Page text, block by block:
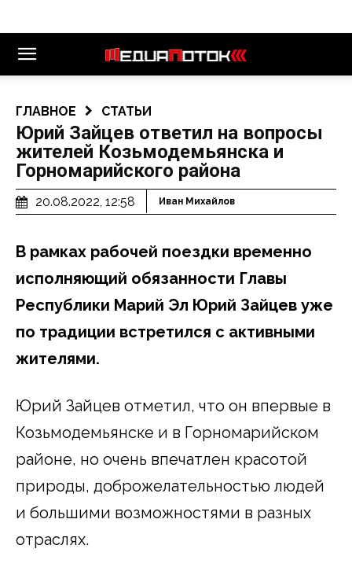
ГЛАВНОЕ СТАТЬИ
Юрий Зайцев ответил на вопросы
жителей Козьмодемьянска и
Горномарийского района
20.08.2022, 12:58 Иван Михайлов
В рамках рабочей поездки временно
исполняющий обязанности Главы
Республики Марий Эл Юрий Зайцев уже
по традиции встретился с активными
жителями.
Юрий Зайцев отметил, что он впервые в
Козьмодемьянске и в Горномарийском
районе, но очень впечатлен красотой
природы, доброжелательностью людей
и большими возможностями в разных
отраслях.